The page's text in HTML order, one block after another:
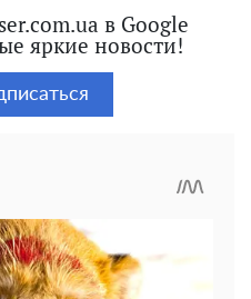
в Google
яркие новости!